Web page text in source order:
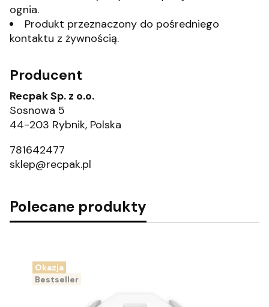
ognia.
Produkt przeznaczony do pośredniego
kontaktu z żywnością.
Producent
Recpak Sp. z o.o.
Sosnowa 5
44-203 Rybnik, Polska
781642477
sklep@recpak.pl
Polecane produkty
Okazja
Bestseller